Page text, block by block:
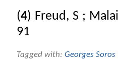
(4) Freud, S ;
91
Tagged with: Georges Soros